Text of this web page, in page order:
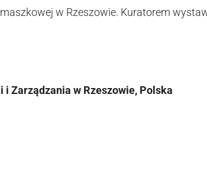
w Rzeszowie. Kuratorem
i Zarządzania w Rzeszowie, Polska